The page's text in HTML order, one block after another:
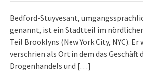
Bedford-Stuyvesant,
genannt, ist ein Stadtteil im
Teil Brooklyns (New York City, NYC). Er
verschrien als Ort in dem das Geschäft
Drogenhandels und […]